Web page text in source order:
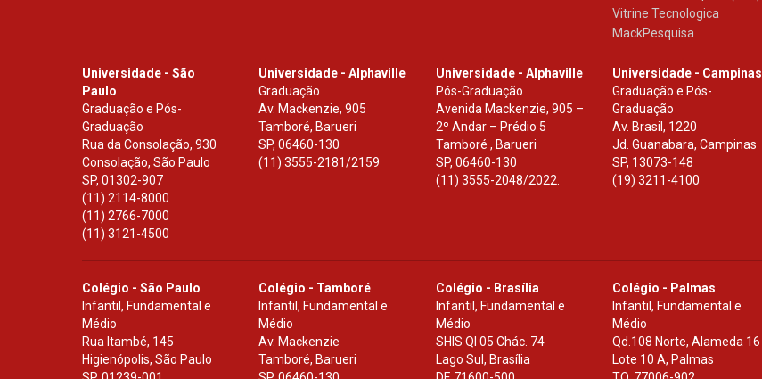
Vitrine Tecnologica
MackPesquisa
Universidade - São
Paulo
Graduação e Pós-
Graduação
Rua da Consolação, 930
Consolação, São Paulo
SP, 01302-907
(11) 2114-8000
(11) 2766-7000
(11) 3121-4500
Universidade - Alphaville
Graduação
Av. Mackenzie, 905
Tamboré, Barueri
SP,06460-130
(11) 3555-2181/2159
Universidade - Alphaville
Pós-Graduação
Avenida Mackenzie, 905 –
2º Andar – Prédio 5
Tamboré , Barueri
SP, 06460-130
(11) 3555-2048/2022.
Universidade - Campinas
Graduação e Pós-
Graduação
Av. Brasil, 1220
Jd. Guanabara, Campinas
SP, 13073-148
(19) 3211-4100
Colégio - São Paulo
Infantil, Fundamental e
Médio
Rua Itambé, 145
Higienópolis, São Paulo
Colégio - Tamboré
Infantil, Fundamental e
Médio
Av. Mackenzie
Tamboré, Barueri
Colégio - Brasília
Infantil, Fundamental e
Médio
SHIS Ql 05 Chác. 74
Lago Sul, Brasília
Colégio - Palmas
Infantil, Fundamental e
Médio
Qd.108 Norte, Alameda 16
Lote 10 A, Palmas